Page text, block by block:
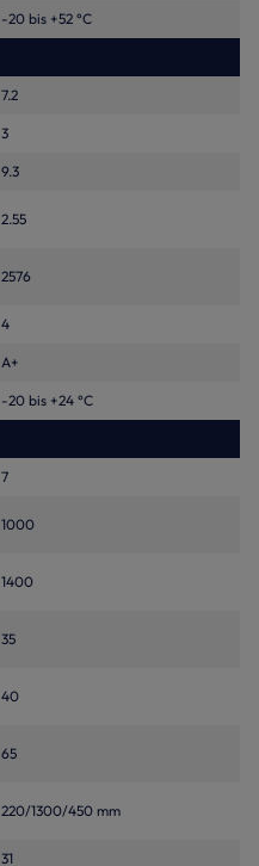
-20 bis +52 °C
7.2
3
9.3
2.55
2576
4
A+
-20 bis +24 °C
7
1000
1400
35
40
65
220/1300/450 mm
31